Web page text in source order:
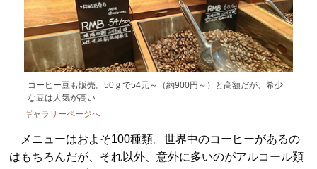
コーヒー豆も販売。50ｇで54元～（約900円～）と高額だが、希少
な豆は人気が高い
ギャラリーページへ
メニューはおよそ100種類。世界中のコーヒーがあるの
はもちろんだが、それ以外、意外に多いのがアルコール類